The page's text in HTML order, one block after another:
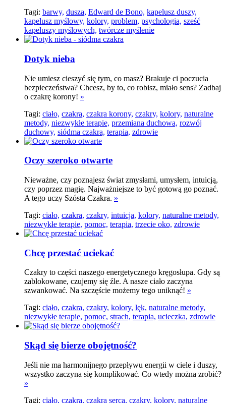
Tagi: barwy, dusza, Edward de Bono, kapelusz duszy,
kapelusz myślowy, kolory, problem, psychologia, sześć
kapeluszy myślowych, twórcze myślenie
Dotyk nieba
Nie umiesz cieszyć się tym, co masz? Brakuje ci poczucia
bezpieczeństwa? Chcesz, by to, co robisz, miało sens? Zadbaj
o czakrę korony! »
Tagi: ciało, czakra, czakra korony, czakry, kolory, naturalne
metody, niezwykłe terapie, przemiana duchowa, rozwój
duchowy, siódma czakra, terapia, zdrowie
Oczy szeroko otwarte
Nieważne, czy poznajesz świat zmysłami, umysłem, intuicją,
czy poprzez magię. Najważniejsze to być gotową go poznać.
A tego uczy Szósta Czakra. »
Tagi: ciało, czakra, czakry, intuicja, kolory, naturalne metody,
niezwykłe terapie, pomoc, terapia, trzecie oko, zdrowie
Chcę przestać uciekać
Czakry to części naszego energetycznego kręgosłupa. Gdy są
zablokowane, czujemy się źle. A nasze ciało zaczyna
szwankować. Na szczęście możemy tego uniknąć! »
Tagi: ciało, czakra, czakry, kolory, lęk, naturalne metody,
niezwykłe terapie, pomoc, strach, terapia, ucieczka, zdrowie
Skąd się bierze obojętność?
Jeśli nie ma harmonijnego przepływu energii w ciele i duszy,
wszystko zaczyna się komplikować. Co wtedy można zrobić?
»
Tagi: ciało, czakra, czakra serca, czakry, kolory, naturalne